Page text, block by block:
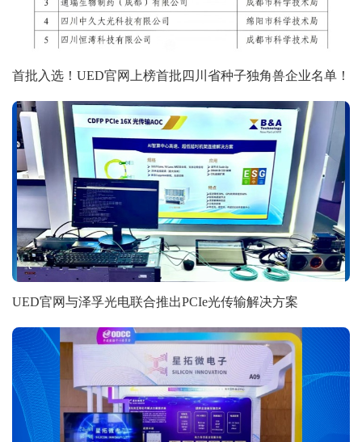
首批入选！UED官网上榜首批四川省种子独角兽企业名单！
UED官网与泽孚光电联合推出PCIe光传输解决方案